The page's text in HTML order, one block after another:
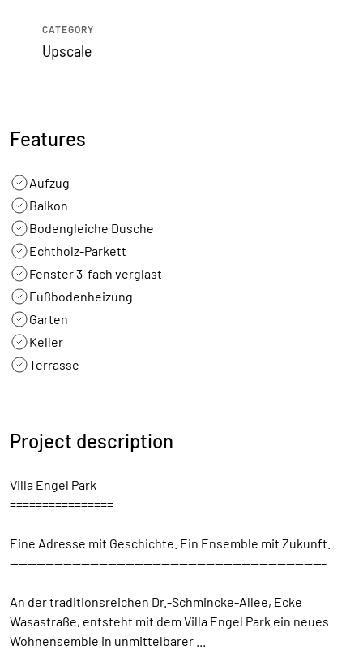
CATEGORY
Upscale
Features
Aufzug
Balkon
Bodengleiche Dusche
Echtholz-Parkett
Fenster 3-fach verglast
Fußbodenheizung
Garten
Keller
Terrasse
Project description
Villa Engel Park
================
Eine Adresse mit Geschichte. Ein Ensemble mit Zukunft.
-----------------------------------------------------------------------
An der traditionsreichen Dr.-Schmincke-Allee, Ecke
Wasastraße, entsteht mit dem Villa Engel Park ein neues
Wohnensemble in unmittelbarer